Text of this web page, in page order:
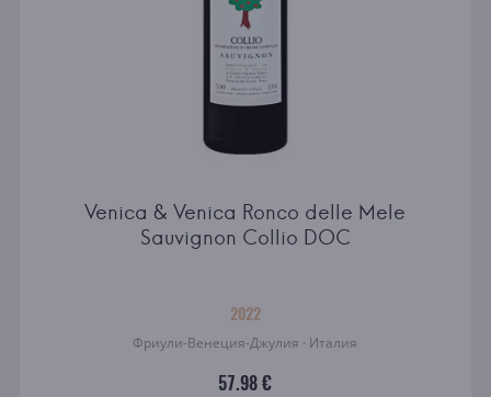
Venica & Venica Ronco delle Mele
Sauvignon Collio DOC
2022
Фриули-Венеция-Джулия · Италия
57.98 €